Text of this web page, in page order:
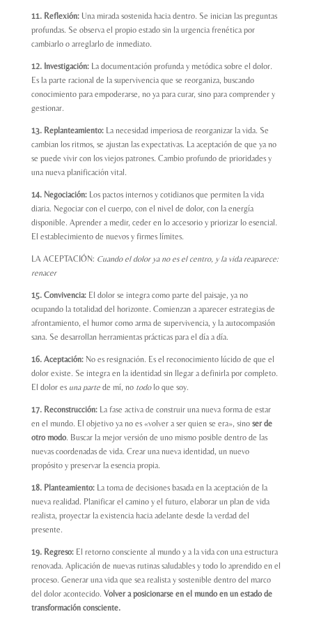
11. Reflexión:Una mirada sostenida hacia dentro. Se inician las preguntas
profundas. Se observa el propio estado sin la urgencia frenética por
cambiarlo o arreglarlo de inmediato.
12. Investigación:La documentación profunda y metódica sobre el dolor.
Es la parte racional de la supervivencia que se reorganiza, buscando
conocimiento para empoderarse, no ya para curar, sino para comprender y
gestionar.
13. Replanteamiento:La necesidad imperiosa de reorganizar la vida. Se
cambian los ritmos, se ajustan las expectativas. La aceptación de que ya no
se puede vivir con los viejos patrones. Cambio profundo de prioridades y
una nueva planificación vital.
14. Negociación:Los pactos internos y cotidianos que permiten la vida
diaria. Negociar con el cuerpo, con el nivel de dolor, con la energía
disponible. Aprender a medir, ceder en lo accesorio y priorizar lo esencial.
El establecimiento de nuevos y firmes límites.
LA ACEPTACIÓN: Cuando el dolor ya no es el centro, y la vida reaparece:
renacer
15. Convivencia:El dolor se integra como parte del paisaje, ya no
ocupando la totalidad del horizonte. Comienzan a aparecer estrategias de
afrontamiento, el humor como arma de supervivencia, y la autocompasión
sana. Se desarrollan herramientas prácticas para el día a día.
16. Aceptación:No es resignación. Es el reconocimiento lúcido de que el
dolor existe. Se integra en la identidad sin llegar a definirla por completo.
El dolor es una partede mí, no todolo que soy.
17. Reconstrucción:La fase activa de construir una nueva forma de estar
en el mundo. El objetivo ya no es «volver a ser quien se era», sino ser de
otro modo. Buscar la mejor versión de uno mismo posible dentro de las
nuevas coordenadas de vida. Crear una nueva identidad, un nuevo
propósito y preservar la esencia propia.
18. Planteamiento:La toma de decisiones basada en la aceptación de la
nueva realidad. Planificar el camino y el futuro, elaborar un plan de vida
realista, proyectar la existencia hacia adelante desde la verdad del
presente.
19. Regreso:El retorno consciente al mundo y a la vida con una estructura
renovada. Aplicación de nuevas rutinas saludables y todo lo aprendido en el
proceso. Generar una vida que sea realista y sostenible dentro del marco
del dolor acontecido. Volver a posicionarse en el mundo en un estado de
transformación consciente.